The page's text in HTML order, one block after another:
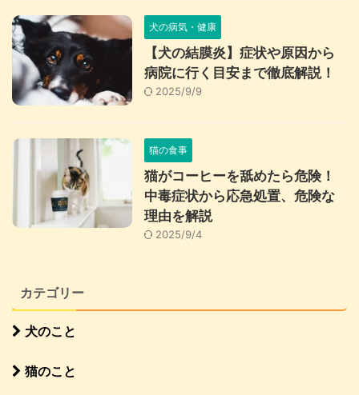
犬の病気・健康
【犬の結膜炎】症状や原因から
病院に行く目安まで徹底解説！
2025/9/9
猫の食事
猫がコーヒーを舐めたら危険！
中毒症状から応急処置、危険な
理由を解説
2025/9/4
カテゴリー
犬のこと
猫のこと